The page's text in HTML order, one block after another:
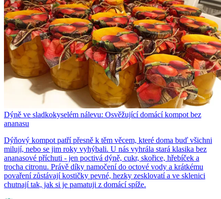
Dýně ve sladkokyselém nálevu: Osvěžující domácí kompot bez
ananasu
Dýňový kompot patří přesně k těm věcem, které doma buď všichni
milují, nebo se jim roky vyhýbali. U nás vyhrála stará klasika bez
ananasové příchuti - jen poctivá dýně, cukr, skořice, hřebíček a
trocha citronu. Právě díky namočení do octové vody a krátkému
povaření zůstávají kostičky pevné, hezky zesklovatí a ve sklenici
chutnají tak, jak si je pamatuji z domácí spíže.